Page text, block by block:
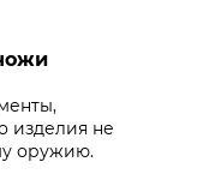
изделия не
оружию.